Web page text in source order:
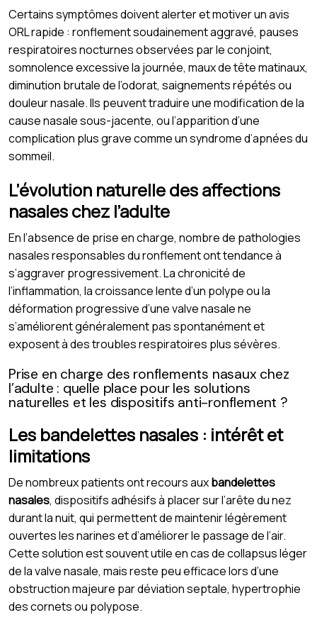
Certains symptômes doivent alerter et motiver un avis
ORL rapide : ronflement soudainement aggravé, pauses
respiratoires nocturnes observées par le conjoint,
somnolence excessive la journée, maux de tête matinaux,
diminution brutale de l’odorat, saignements répétés ou
douleur nasale. Ils peuvent traduire une modification de la
cause nasale sous-jacente, ou l’apparition d’une
complication plus grave comme un syndrome d’apnées du
sommeil.
L’évolution naturelle des affections
nasales chez l’adulte
En l’absence de prise en charge, nombre de pathologies
nasales responsables du ronflement ont tendance à
s’aggraver progressivement. La chronicité de
l’inflammation, la croissance lente d’un polype ou la
déformation progressive d’une valve nasale ne
s’améliorent généralement pas spontanément et
exposent à des troubles respiratoires plus sévères.
Prise en charge des ronflements nasaux chez
l’adulte : quelle place pour les solutions
naturelles et les dispositifs anti-ronflement ?
Les bandelettes nasales : intérêt et
limitations
De nombreux patients ont recours auxbandelettes
nasales, dispositifs adhésifs à placer sur l’arête du nez
durant la nuit, qui permettent de maintenir légèrement
ouvertes les narines et d’améliorer le passage de l’air.
Cette solution est souvent utile en cas de collapsus léger
de la valve nasale, mais reste peu efficace lors d’une
obstruction majeure par déviation septale, hypertrophie
des cornets ou polypose.